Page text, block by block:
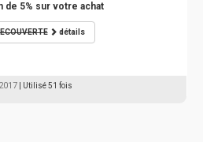
de 5% sur votre achat
détails
| Utilisé 51 fois